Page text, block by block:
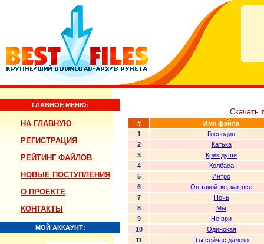
ГЛАВНОЕ МЕНЮ:
НА ГЛАВНУЮ
РЕГИСТРАЦИЯ
РЕЙТИНГ ФАЙЛОВ
НОВЫЕ ПОСТУПЛЕНИЯ
О ПРОЕКТЕ
КОНТАКТЫ
МОЙ АККАУНТ:
Скачать
#
Имя файла
1
Господин
2
Катька
3
Крик души
4
Колбаса
5
Интро
6
Он такой же, как все
7
Ночь
8
Мы
9
Не ври
10
Одинокая
11
Ты сейчас далеко